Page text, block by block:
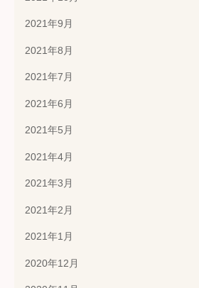
2021年9月
2021年8月
2021年7月
2021年6月
2021年5月
2021年4月
2021年3月
2021年2月
2021年1月
2020年12月